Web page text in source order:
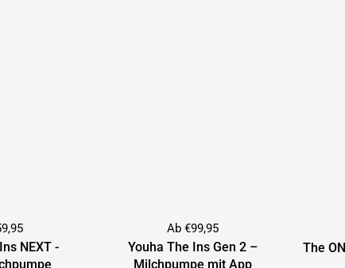
NEXT -
Ab €99,95
Youha The Ins Gen 2 –
Milchpumpe mit App
The